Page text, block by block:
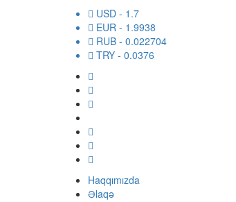
USD - 1.7
EUR - 1.9938
RUB - 0.022704
TRY - 0.0376
Haqqımızda
Əlaqə